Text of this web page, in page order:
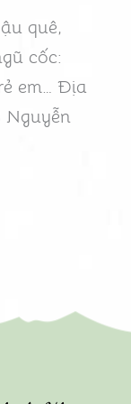
quê,
cốc:
em… Địa
Nguyễn